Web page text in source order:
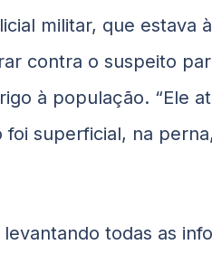
militar, que estava
contra o suspeito
à população. “Ele
foi superficial, na
todas as